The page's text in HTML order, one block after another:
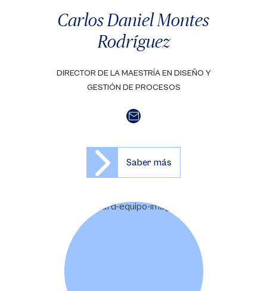
Carlos Daniel Montes
Rodríguez
DIRECTOR DE LA MAESTRÍA EN DISEÑO Y
GESTIÓN DE PROCESOS
Saber más